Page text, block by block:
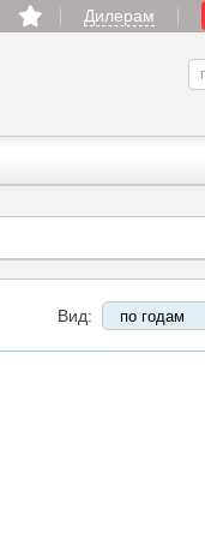
Дилерам
Вид: